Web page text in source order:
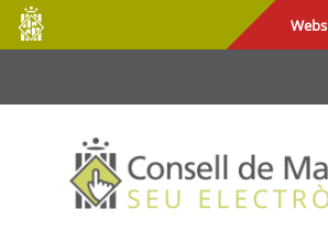
Saltar al contenido principal
Consell
de
Mallorca